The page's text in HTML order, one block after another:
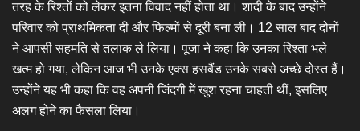
तरह के रिश्तों को लेकर इतना विवाद नहीं होता था। शादी के बाद उन्होंने
परिवार को प्राथमिकता दी और फिल्मों से दूरी बना ली। 12 साल बाद दोनों
ने आपसी सहमति से तलाक ले लिया। पूजा ने कहा कि उनका रिश्ता भले
खत्म हो गया, लेकिन आज भी उनके एक्स हसबैंड उनके सबसे अच्छे दोस्त हैं।
उन्होंने यह भी कहा कि वह अपनी जिंदगी में खुश रहना चाहती थीं, इसलिए
अलग होने का फैसला लिया।